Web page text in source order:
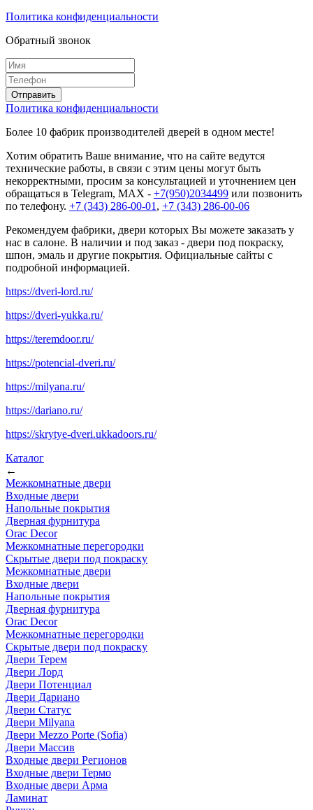
Политика конфиденциальности
Обратный звонок
Политика конфиденциальности
Более 10 фабрик производителей дверей в одном месте!
Хотим обратить Ваше внимание, что на сайте ведутся
технические работы, в связи с этим цены могут быть
некорректными, просим за консультацией и уточнением цен
обращаться в Telegram, MAX - +7(950)2034499 или позвонить
по телефону. +7 (343) 286-00-01 , +7 (343) 286-00-06
Рекомендуем фабрики, двери которых Вы можете заказать у
нас в салоне. В наличии и под заказ - двери под покраску,
шпон, эмаль и другие покрытия. Официальные сайты с
подробной информацией.
https://dveri-lord.ru/
https://dveri-yukka.ru/
https://teremdoor.ru/
https://potencial-dveri.ru/
https://milyana.ru/
https://dariano.ru/
https://skrytye-dveri.ukkadoors.ru/
Каталог
←
Межкомнатные двери
Входные двери
Напольные покрытия
Дверная фурнитура
Orac Decor
Межкомнатные перегородки
Скрытые двери под покраскy
Межкомнатные двери
Входные двери
Напольные покрытия
Дверная фурнитура
Orac Decor
Межкомнатные перегородки
Скрытые двери под покраскy
Двери Терем
Двери Лорд
Двери Потенциал
Двери Дариано
Двери Статус
Двери Milyana
Двери Mezzo Porte (Sofia)
Двери Массив
Входные двери Регионов
Входные двери Термо
Входные двери Арма
Ламинат